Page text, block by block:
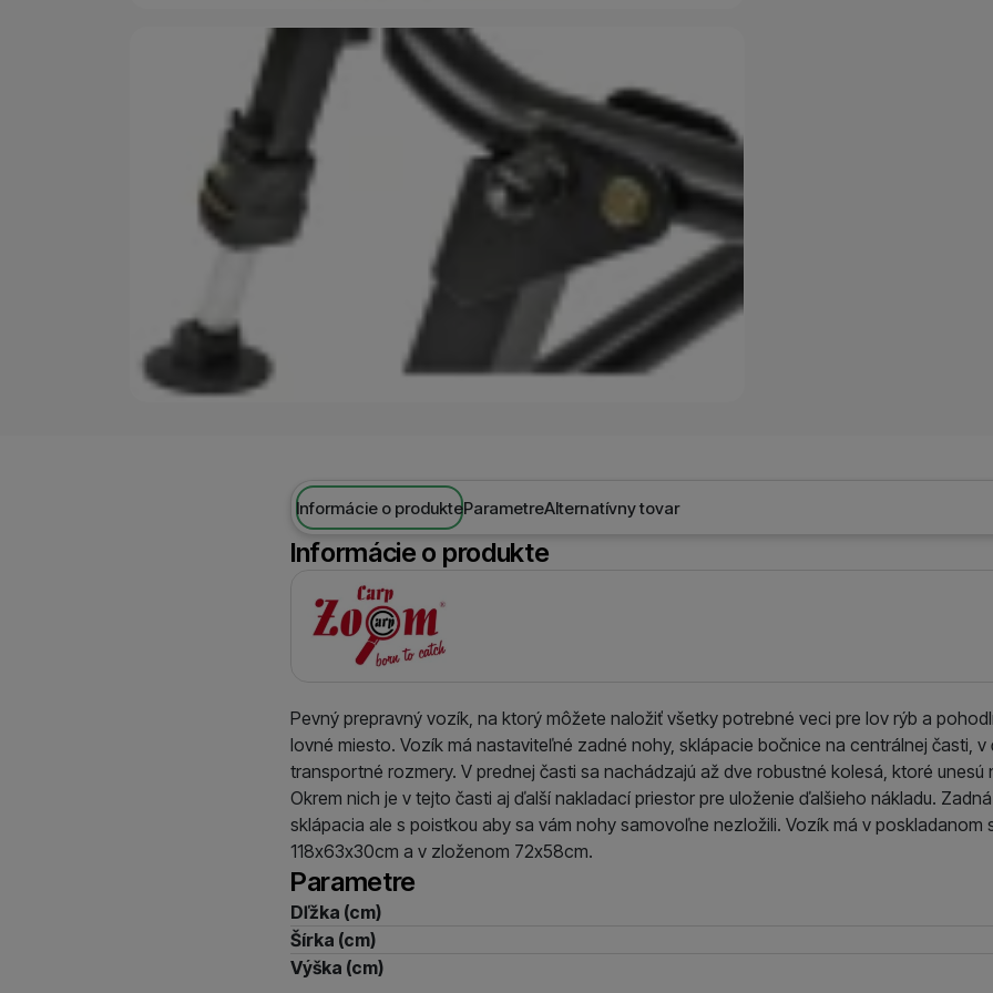
Marketingové cookies používame my aj naši dôveryhodní partneri, aby sme vám mohli
ktoré vás skutočne zaujímajú — či už na našom webe, alebo na stránkach našich
Informácie o produkteParametreAlternatívny tovar
Informácie o produkte
Výrobca
Pevný prepravný vozík, na ktorý môžete naložiť všetky potrebné veci pre lov rýb a
lovné miesto. Vozík má nastaviteľné zadné nohy, sklápacie bočnice na centrálnej časti,
transportné rozmery. V prednej časti sa nachádzajú až dve robustné kolesá, ktoré unesú
Okrem nich je v tejto časti aj ďalší nakladací priestor pre uloženie ďalšieho nákladu.
sklápacia ale s poistkou aby sa vám nohy samovoľne nezložili. Vozík má v poskladanom
118x63x30cm a v zloženom 72x58cm.
Parametre
Dľžka (cm)
Šírka (cm)
Výška (cm)